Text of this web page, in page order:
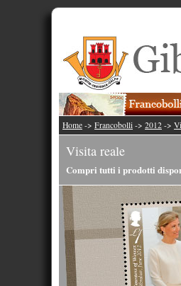
Home -> Francobolli -> 2012 ->
Visita reale
Compri tutti i prodotti